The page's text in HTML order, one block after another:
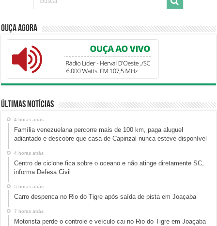
Ouça Agora
Últimas Notícias
4 horas atrás
Família venezuelana percorre mais de 100 km, paga aluguel
adiantado e descobre que casa de Capinzal nunca esteve disponível
4 horas atrás
Centro de ciclone fica sobre o oceano e não atinge diretamente SC,
informa Defesa Civil
5 horas atrás
Carro despenca no Rio do Tigre após saída de pista em Joaçaba
7 horas atrás
Motorista perde o controle e veículo cai no Rio do Tigre em Joaçaba